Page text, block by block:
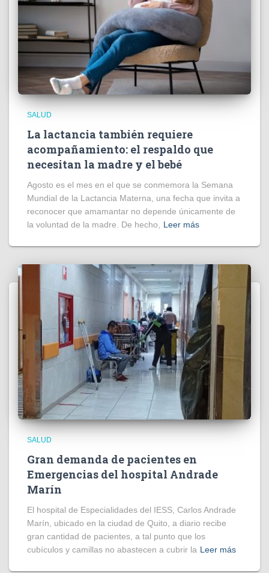
SALUD
La lactancia también requiere
acompañamiento: el respaldo que
necesitan la madre y el bebé
Agosto es el mes en el que se conmemora la Semana
Mundial de la Lactancia Materna, una fecha que invita a
reconocer que amamantar no depende únicamente de
la voluntad de la madre. De hecho,
Leer más
SALUD
Gran demanda de pacientes en
Emergencias del hospital Andrade
Marín
El hospital de Especialidades del IESS, Carlos Andrade
Marín, ubicado en la ciudad de Quito, a diario recibe
gran cantidad de pacientes, a tal punto que los
cubículos y camillas no abastecen a cubrir la Leer más